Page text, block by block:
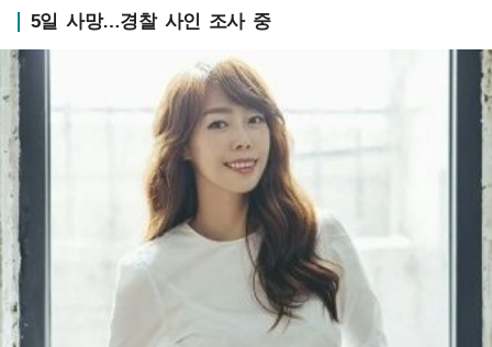
5일 사망…경찰 사인 조사 중